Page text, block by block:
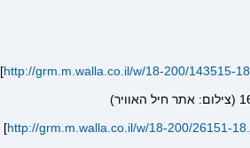
http://grm.m.walla.co.il/w/18-200/143515-
]
http://grm.m.walla.co.il/w/18-200/26151-
]